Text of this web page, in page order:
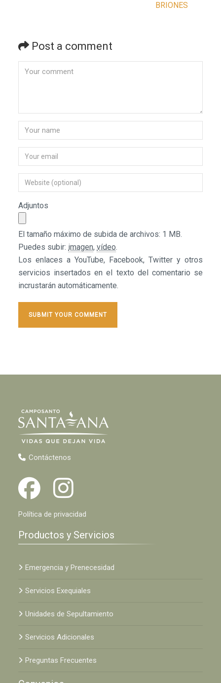
BRIONES
Post a comment
Adjuntos
El tamaño máximo de subida de archivos: 1 MB.
Puedes subir: imagen,vídeo.
Los enlaces a YouTube, Facebook, Twitter y otros
servicios insertados en el texto del comentario se
incrustarán automáticamente.
Contáctenos
Política de privacidad
Productos y Servicios
Emergencia y Prenecesidad
Servicios Exequiales
Unidades de Sepultamiento
Servicios Adicionales
Preguntas Frecuentes